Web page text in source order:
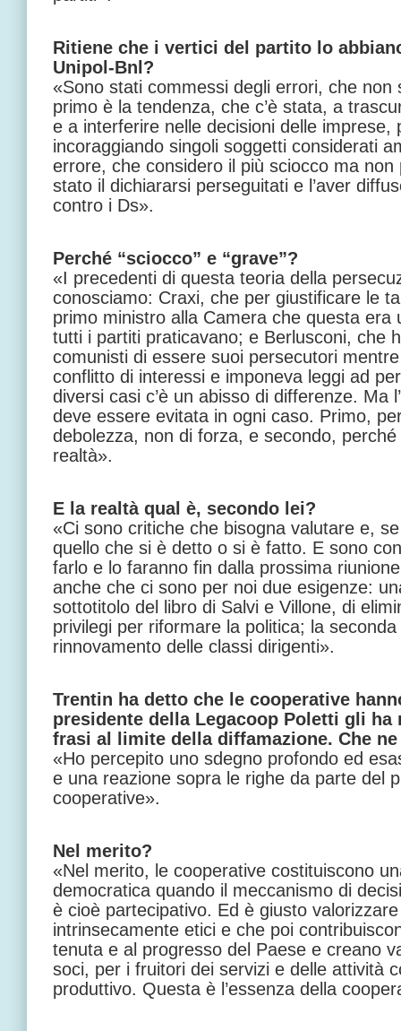
Ritiene che i vertici del partito lo
Unipol-Bnl?
«Sono stati commessi degli errori, che non
primo è la tendenza, che c’è stata, a
e a interferire nelle decisioni delle imprese,
incoraggiando singoli soggetti considerati
errore, che considero il più sciocco ma
stato il dichiararsi perseguitati e l’aver
contro i Ds».
Perché “sciocco” e “grave”?
«I precedenti di questa teoria della
conosciamo: Craxi, che per giustificare le
primo ministro alla Camera che questa era
tutti i partiti praticavano; e Berlusconi, che
comunisti di essere suoi persecutori
conflitto di interessi e imponeva leggi ad
diversi casi c’è un abisso di differenze. Ma
deve essere evitata in ogni caso. Primo,
debolezza, non di forza, e secondo,
realtà».
E la realtà qual è, secondo lei?
«Ci sono critiche che bisogna valutare e,
quello che si è detto o si è fatto. E sono
farlo e lo faranno fin dalla prossima
anche che ci sono per noi due esigenze:
sottotitolo del libro di Salvi e Villone, di
privilegi per riformare la politica; la
rinnovamento delle classi dirigenti».
Trentin ha detto che le cooperative
presidente della Legacoop Poletti gli
frasi al limite della diffamazione. Che ne
«Ho percepito uno sdegno profondo ed
e una reazione sopra le righe da parte del
cooperative».
Nel merito?
«Nel merito, le cooperative costituiscono
democratica quando il meccanismo di
è cioè partecipativo. Ed è giusto
intrinsecamente etici e che poi
tenuta e al progresso del Paese e creano
soci, per i fruitori dei servizi e delle attività
produttivo. Questa è l’essenza della